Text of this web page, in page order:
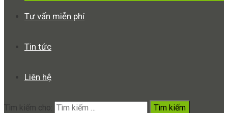
Tư vấn miễn phí
Tin tức
Liên hệ
Tìm kiếm cho: